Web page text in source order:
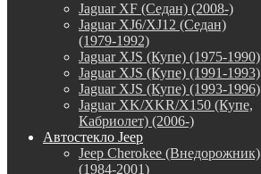
Jaguar XF (Седан) (2008-)
Jaguar XJ6/XJ12 (Седан)
(1979-1992)
Jaguar XJS (Купе) (1975-1990)
Jaguar XJS (Купе) (1991-1993)
Jaguar XJS (Купе) (1993-1996)
Jaguar XK/XKR/X150 (Купе,
Кабриолет) (2006-)
Автостекло Jeep
Jeep Cherokee (Внедорожник)
(1984-2001)